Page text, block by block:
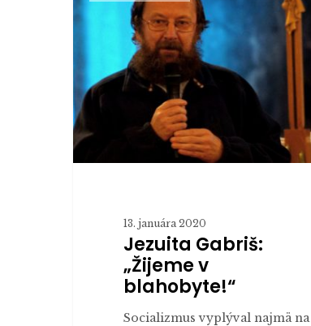
„Žijeme
blahobyte!“
13. januára 2020
Jezuita Gabriš:
„Žijeme v
blahobyte!“
Socializmus vyplýval najmä na